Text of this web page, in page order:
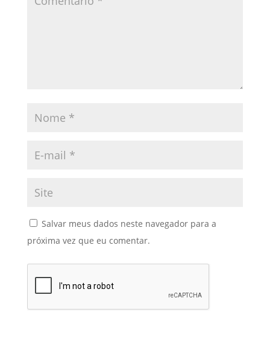
Salvar meus dados neste navegador para a
próxima vez que eu comentar.